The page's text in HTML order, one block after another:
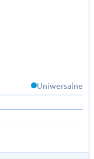
Uniwersalne